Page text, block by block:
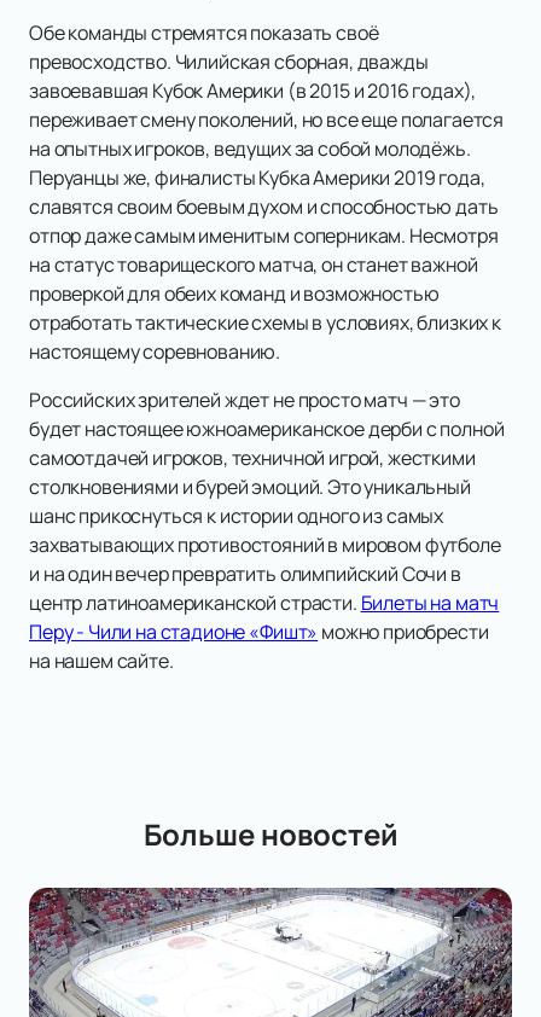
Обе команды стремятся показать своё
превосходство. Чилийская сборная, дважды
завоевавшая Кубок Америки (в 2015 и 2016 годах),
переживает смену поколений, но все еще полагается
на опытных игроков, ведущих за собой молодёжь.
Перуанцы же, финалисты Кубка Америки 2019 года,
славятся своим боевым духом и способностью дать
отпор даже самым именитым соперникам. Несмотря
на статус товарищеского матча, он станет важной
проверкой для обеих команд и возможностью
отработать тактические схемы в условиях, близких к
настоящему соревнованию.
Российских зрителей ждет не просто матч — это
будет настоящее южноамериканское дерби с полной
самоотдачей игроков, техничной игрой, жесткими
столкновениями и бурей эмоций. Это уникальный
шанс прикоснуться к истории одного из самых
захватывающих противостояний в мировом футболе
и на один вечер превратить олимпийский Сочи в
центр латиноамериканской страсти. Билеты на матч
Перу - Чили на стадионе «Фишт» можно приобрести
на нашем сайте.
Больше новостей